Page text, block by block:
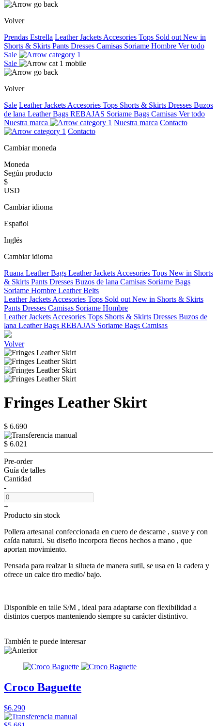
Volver
Prendas Estrella Leather Jackets Accesories Tops Sold out New in
Shorts & Skirts Pants Dresses Camisas Soriame Hombre Ver todo
Sale
Sale
Volver
Sale Leather Jackets Accesories Tops Shorts & Skirts Dresses Buzos
de lana Leather Bags REBAJAS Soriame Bags Camisas Ver todo
Nuestra marca
Nuestra marca Contacto
Contacto
Cambiar moneda
Moneda
Según producto
$
USD
Cambiar idioma
Español
Inglés
Cambiar idioma
Ruana Leather Bags Leather Jackets Accesories Tops New in Shorts
& Skirts Pants Dresses Buzos de lana Camisas Soriame Bags
Soriame Hombre Leather Belts
Leather Jackets Accesories Tops Sold out New in Shorts & Skirts
Pants Dresses Camisas Soriame Hombre
Leather Jackets Accesories Tops Shorts & Skirts Dresses Buzos de
lana Leather Bags REBAJAS Soriame Bags Camisas
Volver
Fringes Leather Skirt
$ 6.690
$ 6.021
Pre-order
Guía de talles
Cantidad
-
+
Producto sin stock
Pollera artesanal confeccionada en cuero de descarne , suave y con
caída natural. Su diseño incorpora flecos hechos a mano , que
aportan movimiento.
Pensada para realzar la silueta de manera sutil, se usa en la cadera y
ofrece un calce tiro medio/ bajo.
Disponible en talle S/M , ideal para adaptarse con flexibilidad a
distintos cuerpos manteniendo siempre su carácter distintivo.
También te puede interesar
Croco Baguette
$6.290